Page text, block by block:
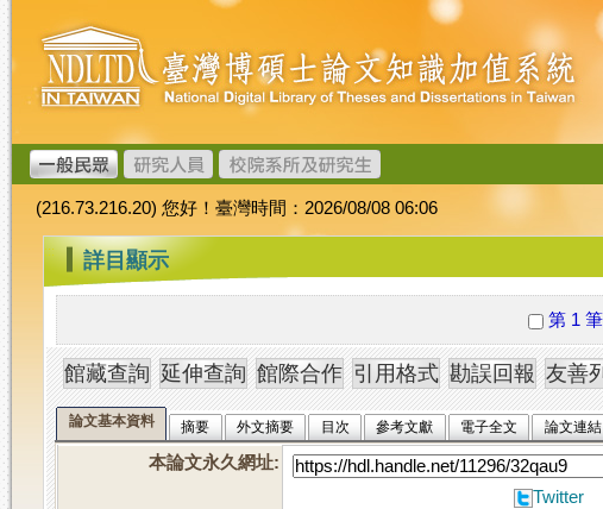
跳
到
主
要
內
容
臺
灣
博
碩
士
論
文
加
值
系
統
(216.73.216.20) 您好！臺灣時間：2026/08/08 06:06
::: 詳目顯示
第 1
論文基本資料 摘要 外文摘要 目次 參考文獻 電子全文 論文連結
本論文永久網址:
Twitter